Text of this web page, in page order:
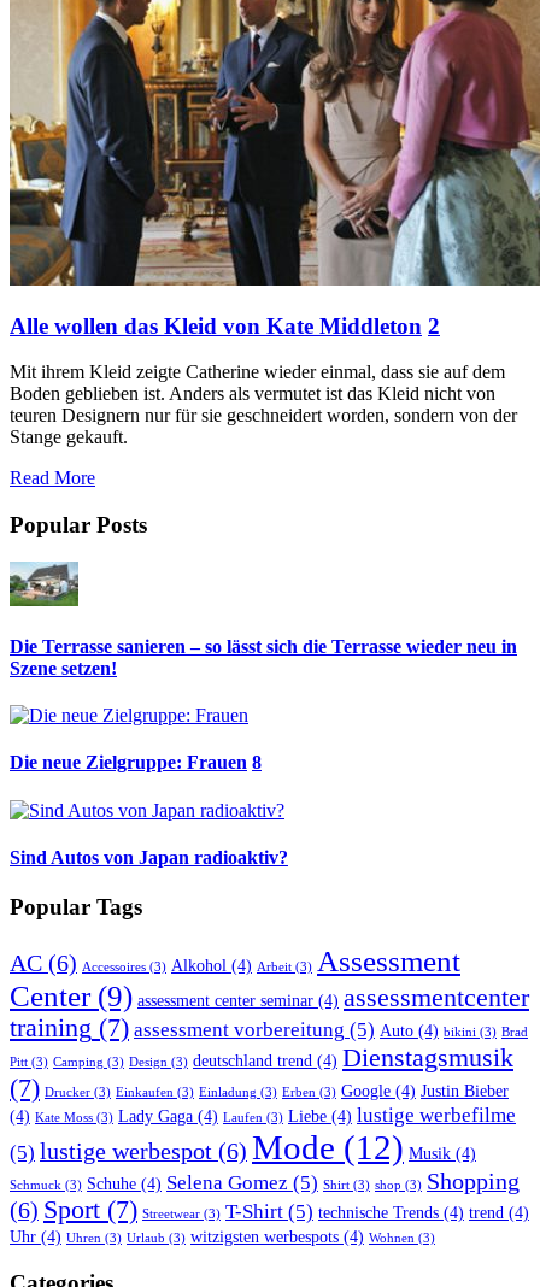
Alle wollen das Kleid von Kate Middleton 2
Mit ihrem Kleid zeigte Catherine wieder einmal, dass sie auf dem
Boden geblieben ist. Anders als vermutet ist das Kleid nicht von
teuren Designern nur für sie geschneidert worden, sondern von der
Stange gekauft.
Read More
Popular Posts
Die Terrasse sanieren – so lässt sich die Terrasse wieder neu in
Szene setzen!
Die neue Zielgruppe: Frauen 8
Sind Autos von Japan radioaktiv?
Popular Tags
AC (6) Accessoires (3) Alkohol (4) Arbeit (3) Assessment
Center(9) assessment center seminar (4) assessmentcenter
training (7) assessment vorbereitung (5) Auto (4) bikini (3) Brad
Pitt (3) Camping (3) Design (3) deutschland trend (4) Dienstagsmusik
(7) Drucker (3) Einkaufen (3) Einladung (3) Erben (3) Google (4) Justin Bieber
(4) Kate Moss (3) Lady Gaga (4) Laufen (3) Liebe (4) lustige werbefilme
(5) lustige werbespot (6) Mode (12) Musik (4)
Schmuck (3) Schuhe (4) Selena Gomez (5) Shirt (3) shop (3) Shopping
(6) Sport (7) Streetwear (3) T-Shirt (5) technische Trends (4) trend (4)
Uhr (4) Uhren (3) Urlaub (3) witzigsten werbespots (4) Wohnen (3)